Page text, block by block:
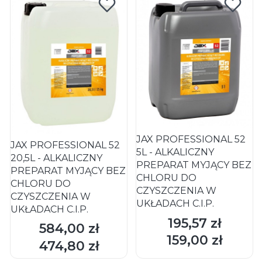
JAX PROFESSIONAL 52
20,5L - ALKALICZNY
PREPARAT MYJĄCY BEZ
CHLORU DO
CZYSZCZENIA W
UKŁADACH C.I.P.
Cena
584,00 zł
Cena
474,80 zł
DO KOSZYKA
JAX PROFESSIONAL 52
5L - ALKALICZNY
PREPARAT MYJĄCY BEZ
CHLORU DO
CZYSZCZENIA W
UKŁADACH C.I.P.
Cena
195,57 zł
Cena
159,00 zł
DO KOSZYKA